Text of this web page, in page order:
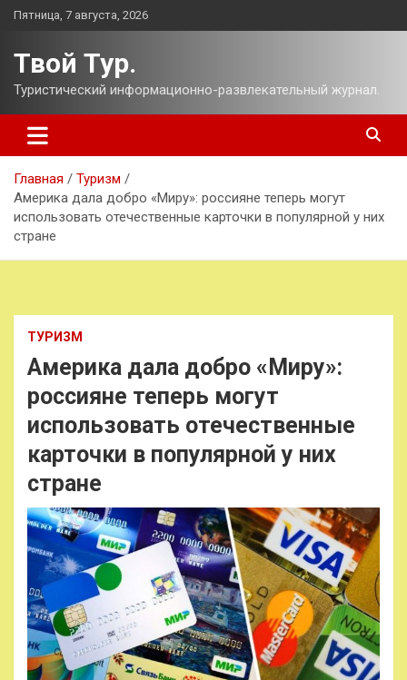
Перейти
Пятница, 7 августа, 2026
Твой Тур.
Туристический информационно-развлекательный журнал.
Главная
Туризм
Америка дала добро «Миру»: россияне теперь могут
использовать отечественные карточки в популярной у них
стране
ТУРИЗМ
Америка дала добро «Миру»:
россияне теперь могут
использовать отечественные
карточки в популярной у них
стране